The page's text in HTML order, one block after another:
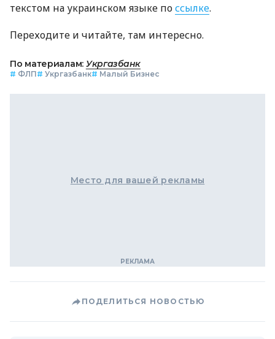
текстом на украинском языке поссылке.
Переходите и читайте, там интересно.
По материалам: Укргазбанк
# ФЛП# Укргазбанк# Малый Бизнес
Место для вашей рекламы
ПОДЕЛИТЬСЯ НОВОСТЬЮ